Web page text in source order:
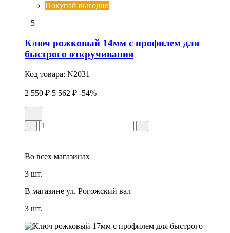
Покупай выгодно
5
Ключ рожковый 14мм с профилем для
быстрого откручивания
Код товара: N2031
2 550 ₽ 5 562 ₽ -54%
Во всех магазинах
3 шт.
В магазине ул. Рогожский вал
3 шт.